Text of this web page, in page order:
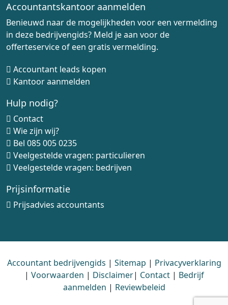
Accountantskantoor aanmelden
Benieuwd naar de mogelijkheden voor een vermelding
in deze bedrijvengids? Meld je aan voor de
offerteservice of een gratis vermelding.
Accountant leads kopen
Kantoor aanmelden
Hulp nodig?
Contact
Wie zijn wij?
Bel 085 005 0235
Veelgestelde vragen: particulieren
Veelgestelde vragen: bedrijven
Prijsinformatie
Prijsadvies accountants
Accountant bedrijvengids | Sitemap | Privacyverklaring
| Voorwaarden | Disclaimer| Contact| Bedrijf
aanmelden | Reviewbeleid